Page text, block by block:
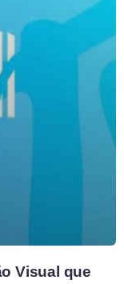
Visual que